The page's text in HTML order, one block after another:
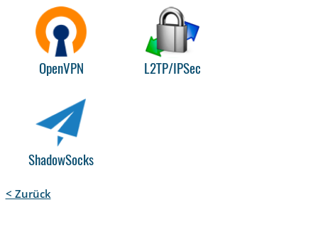
OpenVPN L2TP/IPSec
ShadowSocks
< Zurück